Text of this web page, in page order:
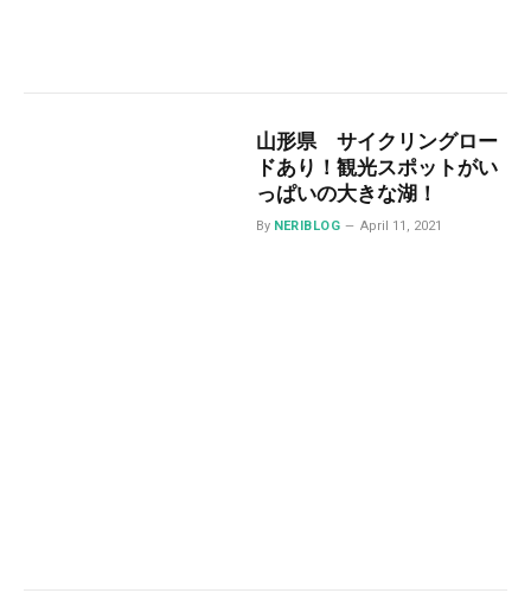
山形県 サイクリングロー
ドあり！観光スポットがい
っぱいの大きな湖！
By NERIBLOG April 11, 2021